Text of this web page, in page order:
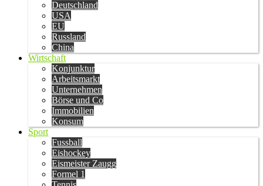
Deutschland
USA
EU
Russland
China
Wirtschaft
Konjunktur
Arbeitsmarkt
Unternehmen
Börse und Co
Immobilien
Konsum
Sport
Fussball
Eishockey
Eismeister Zaugg
Formel 1